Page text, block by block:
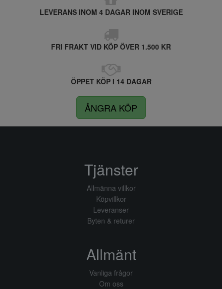
LEVERANS INOM 4 DAGAR INOM SVERIGE
FRI FRAKT VID KÖP ÖVER 1.500 KR
ÖPPET KÖP I 14 DAGAR
ÅNGRA KÖP
Tjänster
Allmänna villkor
Köpvillkor
Leveranser
Byten & returer
Allmänt
Vanliga frågor
Om oss